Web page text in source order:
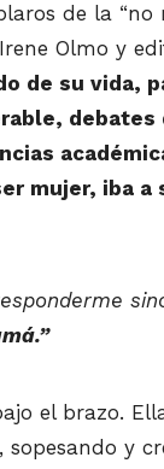
de la
Olmo y
de su vida,
mujer, iba
el brazo.
y